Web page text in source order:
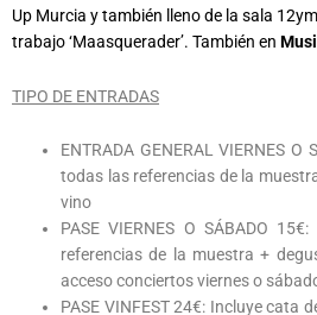
Up Murcia y también lleno de la sala
trabajo ‘Maasquerader’. También en
TIPO DE ENTRADAS
ENTRADA GENERAL VIERNES
todas las referencias de la
vino
PASE VIERNES O SÁBADO
referencias de la muestra +
acceso conciertos viernes o
PASE VINFEST 24€: Incluye cata